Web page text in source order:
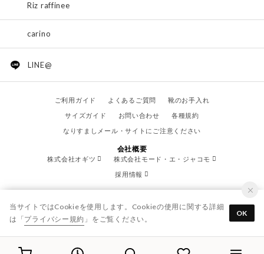
Riz raffinee
carino
LINE@
ご利用ガイド よくあるご質問
靴のお手入れ
サイズガイド
お問い合わせ
各種規約
なりすましメール・サイトにご注意ください
会社概要
株式会社オギツ
株式会社モード・エ・ジャコモ
採用情報
© OGITSU CO.,LTD. / All Right Reserved.
当サイトではCookieを使用します。Cookieの使用に関する詳細
は「プライバシー規約 」をご覧ください。
OK